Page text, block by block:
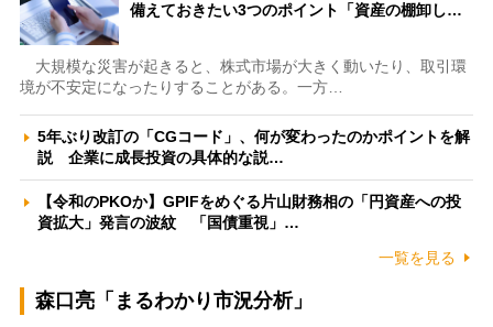
備えておきたい3つのポイント「資産の棚卸し…
大規模な災害が起きると、株式市場が大きく動いたり、取引環
境が不安定になったりすることがある。一方…
5年ぶり改訂の「CGコード」、何が変わったのかポイントを解
説 企業に成長投資の具体的な説…
【令和のPKOか】GPIFをめぐる片山財務相の「円資産への投
資拡大」発言の波紋 「国債重視」…
一覧を見る
森口亮「まるわかり市況分析」